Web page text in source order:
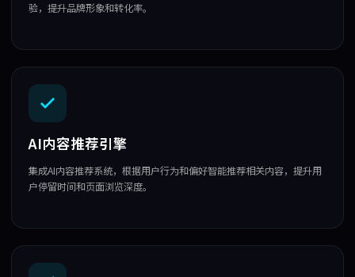
验，提升品牌形象和转化率。
AI内容推荐引擎
集成AI内容推荐系统，根据用户行为和偏好智能推荐相关内容，提升用
户停留时间和页面浏览深度。